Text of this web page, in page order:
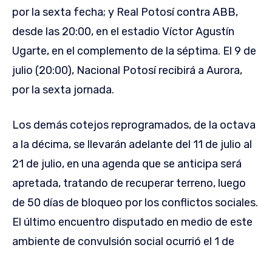
por la sexta fecha; y Real Potosí contra ABB,
desde las 20:00, en el estadio Víctor Agustín
Ugarte, en el complemento de la séptima. El 9 de
julio (20:00), Nacional Potosí recibirá a Aurora,
por la sexta jornada.
Los demás cotejos reprogramados, de la octava
a la décima, se llevarán adelante del 11 de julio al
21 de julio, en una agenda que se anticipa será
apretada, tratando de recuperar terreno, luego
de 50 días de bloqueo por los conflictos sociales.
El último encuentro disputado en medio de este
ambiente de convulsión social ocurrió el 1 de